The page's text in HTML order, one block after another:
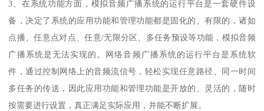
3、在系统功能方面，模拟音频广播系统的运行平台是一套硬件设
备，决定了系统的应用功能和管理功能都是固化的、有限的，诸如
点播、任意点对点、任意/无限分区、多任务预设等功能，模拟音频
广播系统是无法实现的。网络音频广播系统的运行平台是系统软
件，通过控制网络上的音频流信号，轻松实现任意路径、同一时间
多任务的传送，因此应用功能和管理功能是开放的、灵活的，随时
按需要进行设置，真正满足实际应用，并能不断扩展。